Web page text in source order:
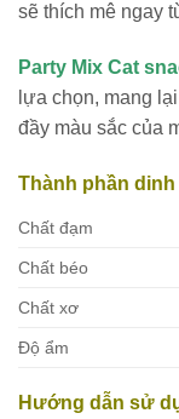
sẽ thích mê ngay
Party Mix Cat
lựa chọn, mang
đầy màu sắc của
Thành phần
Chất đạm
Chất béo
Chất xơ
Độ ẩm
Hướng dẫn sử